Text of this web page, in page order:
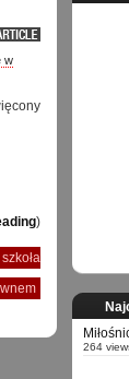
w
)
szkoła
264